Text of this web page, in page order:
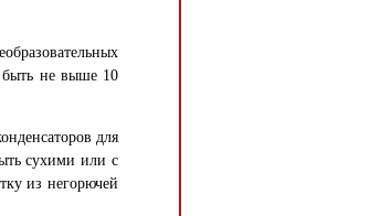
быть не выше 10
для
сухими или с
из негорючей